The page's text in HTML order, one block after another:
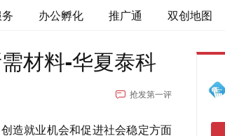
办公孵化 推广通 双创地图
材料-华夏泰科
抢发第一评
就业机会和促进社会稳定方面